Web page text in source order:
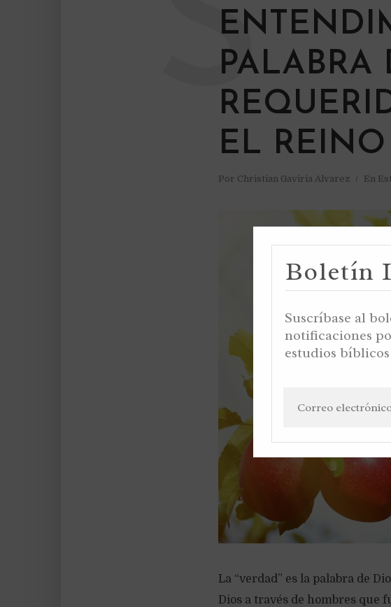
PALABRA
EL
Por Christian Gaviria Alvarez En
S
La “verdad” es la palabra de
Dios a través de hombres que
Boletín
Suscríbase al
notificaciones
estudios